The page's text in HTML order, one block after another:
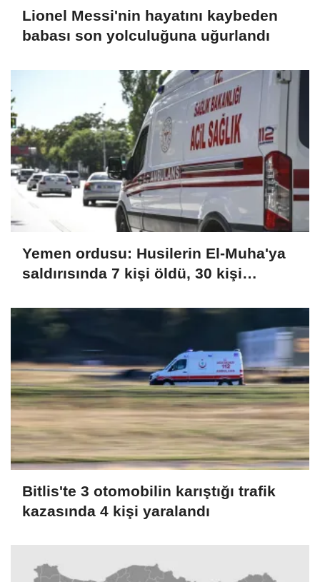
Lionel Messi'nin hayatını kaybeden
babası son yolculuğuna uğurlandı
Yemen ordusu: Husilerin El-Muha'ya
saldırısında 7 kişi öldü, 30 kişi
Bitlis'te 3 otomobilin karıştığı trafik
kazasında 4 kişi yaralandı